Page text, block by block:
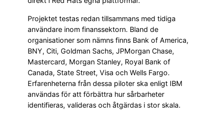
Projektet testas redan tillsammans med tidiga
användare inom finanssektorn. Bland de
organisationer som nämns finns Bank of America,
BNY, Citi, Goldman Sachs, JPMorgan Chase,
Mastercard, Morgan Stanley, Royal Bank of
Canada, State Street, Visa och Wells Fargo.
Erfarenheterna från dessa piloter ska enligt IBM
användas för att förbättra hur sårbarheter
identifieras, valideras och åtgärdas i stor skala.